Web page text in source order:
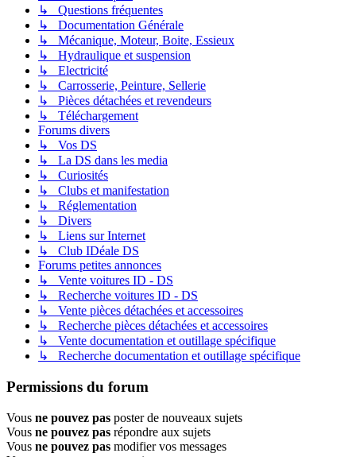
↳ Questions fréquentes
↳ Documentation Générale
↳ Mécanique, Moteur, Boite, Essieux
↳ Hydraulique et suspension
↳ Electricité
↳ Carrosserie, Peinture, Sellerie
↳ Pièces détachées et revendeurs
↳ Téléchargement
Forums divers
↳ Vos DS
↳ La DS dans les media
↳ Curiosités
↳ Clubs et manifestation
↳ Réglementation
↳ Divers
↳ Liens sur Internet
↳ Club IDéale DS
Forums petites annonces
↳ Vente voitures ID - DS
↳ Recherche voitures ID - DS
↳ Vente pièces détachées et accessoires
↳ Recherche pièces détachées et accessoires
↳ Vente documentation et outillage spécifique
↳ Recherche documentation et outillage spécifique
Permissions du forum
Vous ne pouvez pas poster de nouveaux sujets
Vous ne pouvez pas répondre aux sujets
Vous ne pouvez pas modifier vos messages